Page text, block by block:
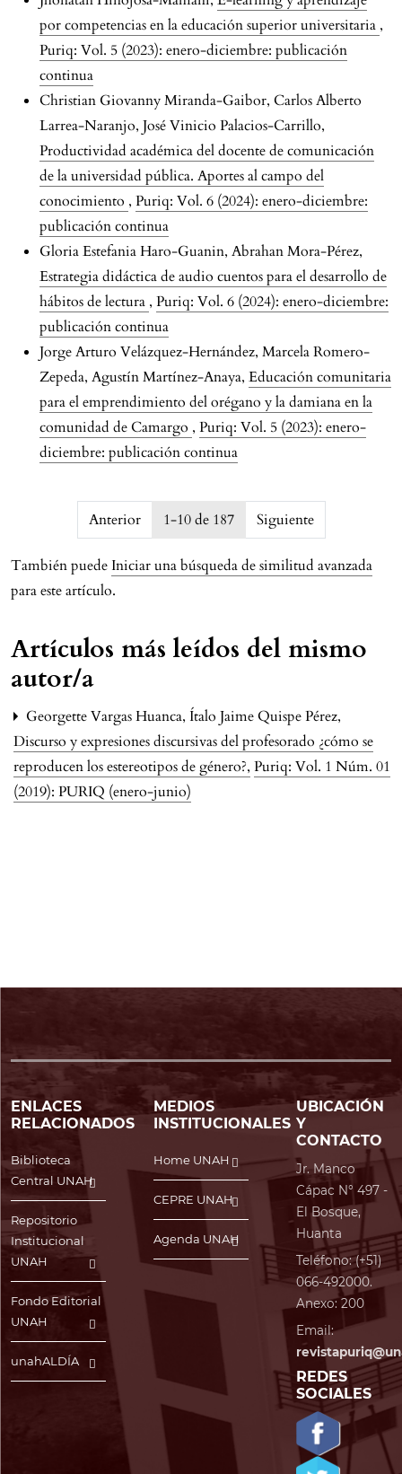
por competencias en la educación superior universitaria ,
Puriq: Vol. 5 (2023): enero-diciembre: publicación
continua
Christian Giovanny Miranda-Gaibor, Carlos Alberto
Larrea-Naranjo, José Vinicio Palacios-Carrillo,
Productividad académica del docente de comunicación
de la universidad pública. Aportes al campo del
conocimiento , Puriq: Vol. 6 (2024): enero-diciembre:
publicación continua
Gloria Estefania Haro-Guanin, Abrahan Mora-Pérez,
Estrategia didáctica de audio cuentos para el desarrollo de
hábitos de lectura , Puriq: Vol. 6 (2024): enero-diciembre:
publicación continua
Jorge Arturo Velázquez-Hernández, Marcela Romero-
Zepeda, Agustín Martínez-Anaya, Educación comunitaria
para el emprendimiento del orégano y la damiana en la
comunidad de Camargo , Puriq: Vol. 5 (2023): enero-
diciembre: publicación continua
issue.pagination6a78142c9b9c6
Anterior 1-10 de 187 Siguiente
También puede Iniciar una búsqueda de similitud avanzada
para este artículo.
Artículos más leídos del mismo
autor/a
Georgette Vargas Huanca, Ítalo Jaime Quispe Pérez,
Discurso y expresiones discursivas del profesorado ¿cómo se
reproducen los estereotipos de género?, Puriq: Vol. 1 Núm. 01
(2019): PURIQ (enero-junio)
ENLACES
RELACIONADOS
Biblioteca
Central UNAH
Repositorio
Institucional
UNAH
Fondo Editorial
UNAH
unahALDÍA
MEDIOS
INSTITUCIONALES
Home UNAH
CEPRE UNAH
Agenda UNAH
UBICACIÓN
Y
CONTACTO
Jr. Manco
Cápac N° 497 -
El Bosque,
Huanta
Teléfono: (+51)
066-492000.
Anexo: 200
Email:
REDES
SOCIALES